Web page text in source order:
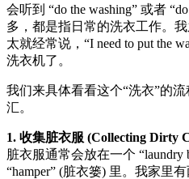
会听到 “do the washing” 或者
多，都是指日常的洗衣工作。
太就经常说，“I need to put the
洗衣机了。
我们来具体看看这个“洗衣”的
汇。
1. 收集脏衣服 (Collecting Dirty
脏衣服通常会放在一个 “laundry
“hamper” (脏衣篓) 里。我家里